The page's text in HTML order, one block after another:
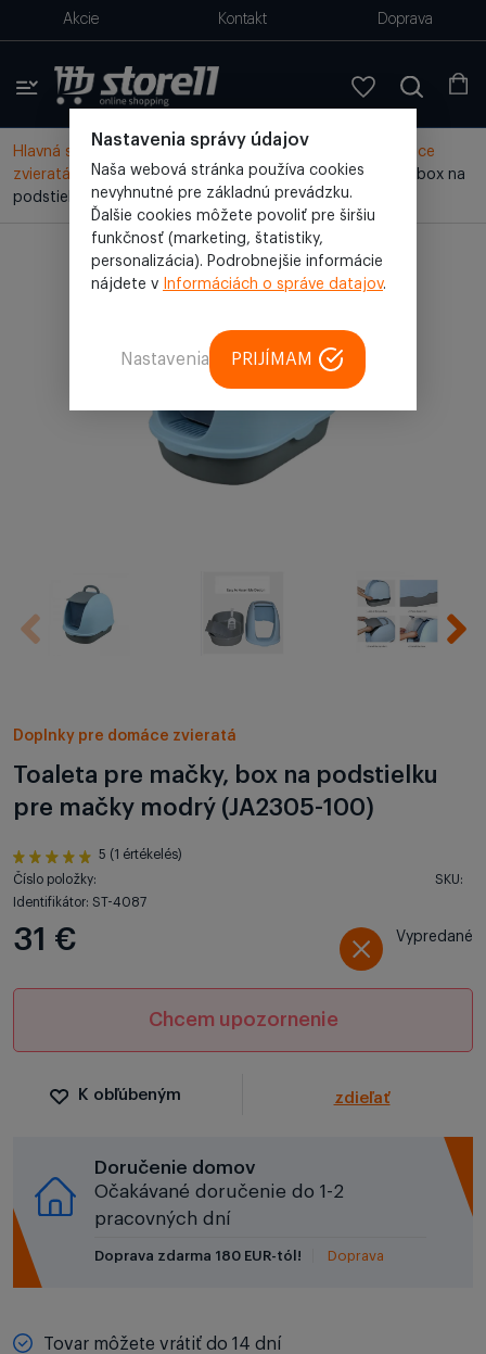
Akcie Kontakt Doprava
Hlavná stránka Všetky produkty
Doplnky pre domáce
zvieratá
Podstielka pre mačky /
Toaleta pre mačky, box na
podstielku pre mačky modrý (JA2305-100)
Doplnky pre domáce zvieratá
Toaleta pre mačky, box na podstielku
pre mačky modrý (JA2305-100)
5 (1 értékelés)
Číslo položky:
SKU:
Identifikátor: ST-4087
31 € Vypredané
Chcem upozornenie
K obľúbeným zdieľať
Doručenie domov
Očakávané doručenie do 1-2
pracovných dní
Doprava zdarma 180 EUR-tól! Doprava
Tovar môžete vrátiť do 14 dní
Nastavenia správy údajov
Naša webová stránka používa cookies
nevyhnutné pre základnú prevádzku.
Ďalšie cookies môžete povoliť pre širšiu
funkčnosť (marketing, štatistiky,
personalizácia). Podrobnejšie informácie
nájdete v Informáciách o správe datajov.
Nastavenia PRIJÍMAM